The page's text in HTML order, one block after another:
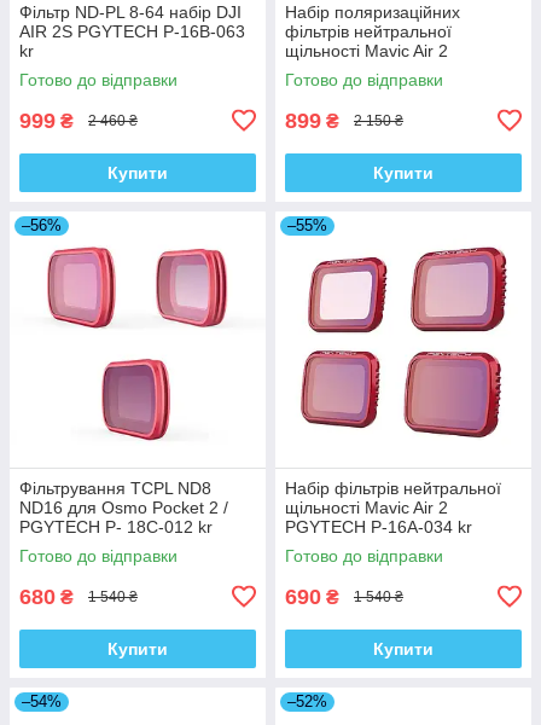
Фільтр ND-PL 8-64 набір DJI
AIR 2S PGYTECH P-16B-063
kr
Готово до відправки
999 ₴ 2 460 ₴
Купити
Набір поляризаційних
фільтрів нейтральної
щільності Mavic Air 2
PGYTECH P-16A-035 kr
Готово до відправки
899 ₴ 2 150 ₴
Купити
–56%
Фільтрування TCPL ND8
ND16 для Osmo Pocket 2 /
PGYTECH P- 18C-012 kr
Готово до відправки
680 ₴ 1 540 ₴
Купити
–55%
Набір фільтрів нейтральної
щільності Mavic Air 2
PGYTECH P-16A-034 kr
Готово до відправки
690 ₴ 1 540 ₴
Купити
–54% –52%